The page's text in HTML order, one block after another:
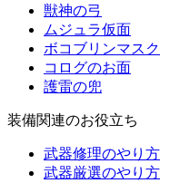
獣神の弓
ムジュラ仮面
ボコブリンマスク
コログのお面
護雷の兜
装備関連のお役立ち
武器修理のやり方
武器厳選のやり方